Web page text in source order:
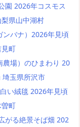
園 2026年コスモス
県山中湖村
ンバナ）2026年見頃
町
農場）のひまわり 20
埼玉県所沢市
い絨毯 2026年見頃
町
がる絶景そば畑 202